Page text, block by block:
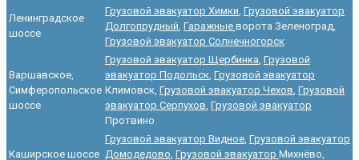
Ленинградское
шоссе
Грузовой эвакуатор Химки, Грузовой эвакуатор
Долгопрудный, Гаражные ворота Зеленоград,
Грузовой эвакуатор Солнечногорск
Варшавское,
Симферопольское
шоссе
Грузовой эвакуатор Щербинка, Грузовой
эвакуатор Подольск, Грузовой эвакуатор
Климовск, Грузовой эвакуатор Чехов, Грузовой
эвакуатор Серпухов, Грузовой эвакуатор
Протвино
Каширское шоссе
Грузовой эвакуатор Видное, Грузовой эвакуатор
Домодедово, Грузовой эвакуатор Михнёво,